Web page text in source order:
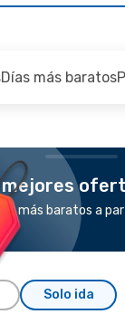
Días más baratos
mejores
más baratos a
Solo ida